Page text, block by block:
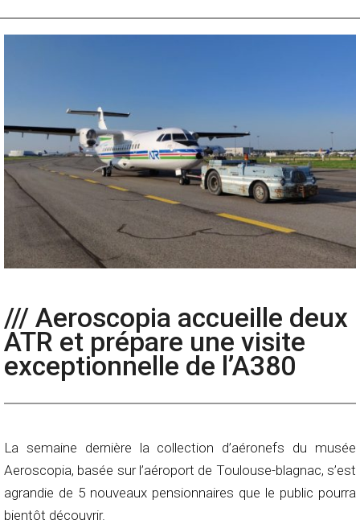
/// Aeroscopia accueille deux
ATR et prépare une visite
exceptionnelle de l’A380
La semaine dernière la collection d’aéronefs du musée
Aeroscopia, basée sur l’aéroport de Toulouse-blagnac, s’est
agrandie de 5 nouveaux pensionnaires que le public pourra
bientôt découvrir.